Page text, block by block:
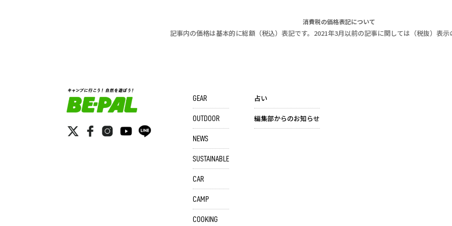
消費税の価格表記について
記事内の価格は基本的に総額（税込）表記です。2021年3月以前の記事に関しては（税抜）表示
GEAR
OUTDOOR
NEWS
SUSTAINABLE
CAR
CAMP
COOKING
占い
編集部からのお知らせ